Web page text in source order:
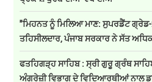
"ਮਿਹਨਤ ਨੂੰ ਮਿਲਿਆ ਮਾਣ: ਸੁਪਰਡੈਂਟ
ਤਹਿਸੀਲਦਾਰ, ਪੰਜਾਬ ਸਰਕਾਰ ਨੇ ਸੱਤ
ਫਤਹਿਗੜ੍ਹ ਸਾਹਿਬ : ਸ੍ਰੀ ਗੁਰੂ ਗ੍ਰੰਥ
ਅੰਗਰੇਜ਼ੀ ਵਿਭਾਗ ਦੇ ਵਿਦਿਆਰਥੀਆਂ ਨਾਲ